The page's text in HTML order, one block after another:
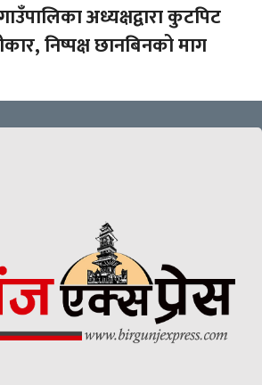
अध्यक्षद्वारा कुटपिट
निष्पक्ष छानबिनको माग